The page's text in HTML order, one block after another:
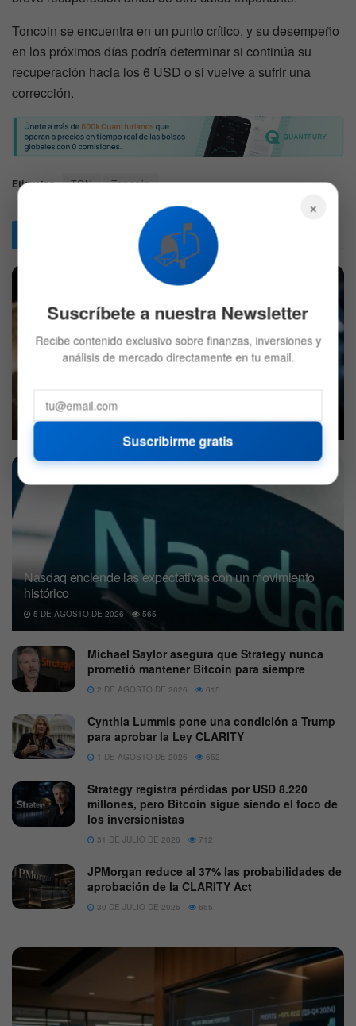
Toncoin se encuentra en un punto crítico, y su desempeño
en los próximos días podría determinar si continúa su
recuperación hacia los 6 USD o si vuelve a sufrir una
corrección.
Etiquetas: TON Toncoin
Relacionados
dólares, según Arthur Hayes
5 DE AGOSTO DE 2026 595
Nasdaq enciende las expectativas con un movimiento
histórico
5 DE AGOSTO DE 2026 565
Michael Saylor asegura que Strategy nunca
prometió mantener Bitcoin para siempre
2 DE AGOSTO DE 2026 615
Cynthia Lummis pone una condición a Trump
para aprobar la Ley CLARITY
1 DE AGOSTO DE 2026 652
Strategy registra pérdidas por USD 8.220
millones, pero Bitcoin sigue siendo el foco de
los inversionistas
31 DE JULIO DE 2026 712
JPMorgan reduce al 37% las probabilidades de
aprobación de la CLARITY Act
30 DE JULIO DE 2026 655
×
📬
Suscríbete a nuestra Newsletter
Recibe contenido exclusivo sobre finanzas, inversiones y
análisis de mercado directamente en tu email.
Suscribirme gratis